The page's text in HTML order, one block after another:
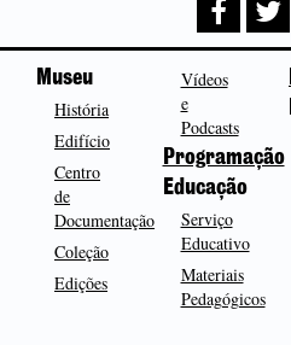
Museu
História
Edifício
Centro
de
Documentação
Coleção
Edições
Vídeos
e
Podcasts
Programação
Educação
Serviço
Educativo
Materiais
Pedagógicos